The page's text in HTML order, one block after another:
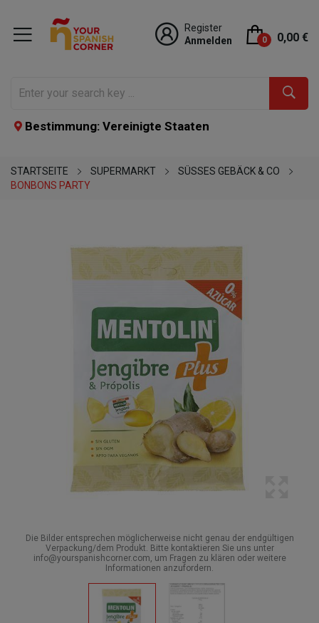
Register
Anmelden
0 0,00 €
Bestimmung: Vereinigte Staaten
STARTSEITE SUPERMARKT
SÜSSES GEBÄCK & CO
BONBONS PARTY
Die Bilder entsprechen möglicherweise nicht genau der endgültigen
Verpackung/dem Produkt. Bitte kontaktieren Sie uns unter
info@yourspanishcorner.com, um Fragen zu klären oder weitere
Informationen anzufordern.